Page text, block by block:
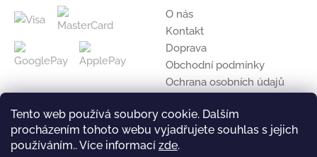
Tento web používá soubory cookie. Dalším
procházením tohoto webu vyjadřujete souhlas s jejich
používáním.. Více informací zde.
O nás
Kontakt
Doprava
Obchodní podmínky
Ochrana osobních údajů
Copyright © 2024 All Rights Reserved by